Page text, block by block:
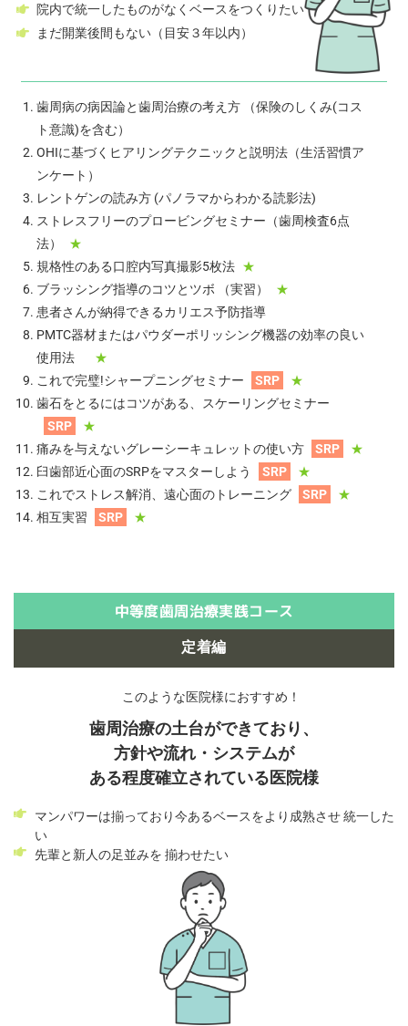
院内で統一したものがなくベースをつくりたい
まだ開業後間もない（目安３年以内）
歯周病の病因論と歯周治療の考え方 （保険のしくみ(コス
ト意識)を含む）
OHIに基づくヒアリングテクニックと説明法（生活習慣ア
ンケート）
レントゲンの読み方 (パノラマからわかる読影法)
ストレスフリーのプロービングセミナー（歯周検査6点
法）
★
規格性のある口腔内写真撮影5枚法 ★
ブラッシング指導のコツとツボ （実習）
★
患者さんが納得できるカリエス予防指導
PMTC器材またはパウダーポリッシング機器の効率の良い
使用法
★
これで完璧!シャープニングセミナー
SRP
★
歯石をとるにはコツがある、スケーリングセミナー
SRP
★
痛みを与えないグレーシーキュレットの使い方
SRP
★
臼歯部近心面のSRPをマスターしよう
SRP
★
これでストレス解消、遠心面のトレーニング
SRP
★
相互実習
SRP ★
中等度歯周治療実践コース
定着編
このような医院様におすすめ！
⻭周治療の土台ができており、
方針や流れ・システムが
ある程度確立されている医院様
マンパワーは揃っており今あるベースをより成熟させ 統一した
い
先輩と新人の足並みを 揃わせたい